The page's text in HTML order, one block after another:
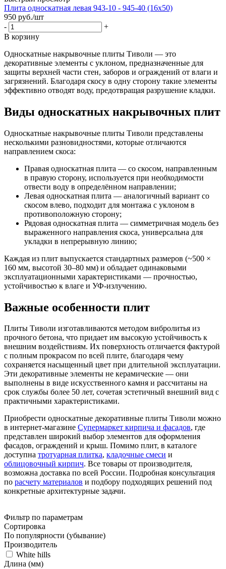
Плита односкатная левая 943-10 - 945-40 (16x50)
950 руб./шт
-
+
В корзину
Односкатные накрывочные плиты Тиволи — это
декоративные элементы с уклоном, предназначенные для
защиты верхней части стен, заборов и ограждений от влаги и
загрязнений. Благодаря скосу в одну сторону такие элементы
эффективно отводят воду, предотвращая разрушение кладки.
Виды односкатных накрывочных плит
Односкатные накрывочные плиты Тиволи представлены
несколькими разновидностями, которые отличаются
направлением скоса:
Правая односкатная плита — со скосом, направленным
в правую сторону, используется при необходимости
отвести воду в определённом направлении;
Левая односкатная плита — аналогичный вариант со
скосом влево, подходит для монтажа с уклоном в
противоположную сторону;
Рядовая односкатная плита — симметричная модель без
выраженного направления скоса, универсальна для
укладки в непрерывную линию;
Каждая из плит выпускается стандартных размеров (~500 ×
160 мм, высотой 30–80 мм) и обладает одинаковыми
эксплуатационными характеристиками — прочностью,
устойчивостью к влаге и УФ-излучению.
Важные особенности плит
Плиты Тиволи изготавливаются методом вибролитья из
прочного бетона, что придает им высокую устойчивость к
внешним воздействиям. Их поверхность отличается фактурой
с полным прокрасом по всей плите, благодаря чему
сохраняется насыщенный цвет при длительной эксплуатации.
Эти декоративные элементы не керамические — они
выполнены в виде искусственного камня и рассчитаны на
срок службы более 50 лет, сочетая эстетичный внешний вид с
практичными характеристиками.
Приобрести односкатные декоративные плиты Тиволи можно
в интернет-магазине Супермаркет кирпича и фасадов, где
представлен широкий выбор элементов для оформления
фасадов, ограждений и крыш. Помимо плит, в каталоге
доступна тротуарная плитка, кладочные смеси и
облицовочный кирпич. Все товары от производителя,
возможна доставка по всей России. Подробная консультация
по расчету материалов и подбору подходящих решений под
конкретные архитектурные задачи.
Фильтр по параметрам
Сортировка
По популярности (убывание)
Производитель
White hills
Длина (мм)